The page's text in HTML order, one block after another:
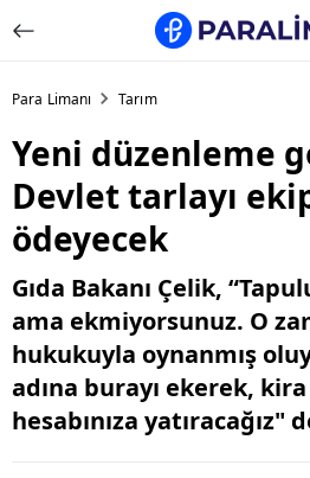
Para Limanı Tarım
Yeni düzenleme
Devlet tarlayı
ödeyecek
Gıda Bakanı Çelik,
ama ekmiyorsunuz. O
hukukuyla oynanmış
adına burayı ekerek,
hesabınıza yatıracağız"